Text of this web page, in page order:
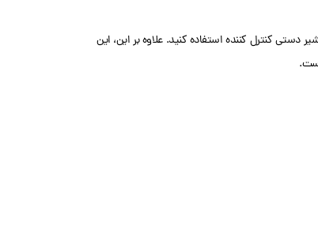
دستی کنترل کننده استفاده کنید. علاوه بر این، این